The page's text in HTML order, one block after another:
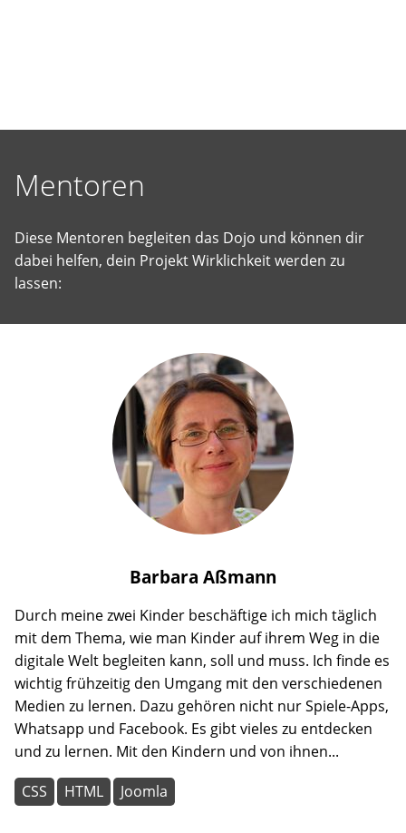
zu
Mentoren
Diese Mentoren begleiten das Dojo und können dir
dabei helfen, dein Projekt Wirklichkeit werden zu
lassen:
Barbara Aßmann
Durch meine zwei Kinder beschäftige ich mich täglich
mit dem Thema, wie man Kinder auf ihrem Weg in die
digitale Welt begleiten kann, soll und muss. Ich finde es
wichtig frühzeitig den Umgang mit den verschiedenen
Medien zu lernen. Dazu gehören nicht nur Spiele-Apps,
Whatsapp und Facebook. Es gibt vieles zu entdecken
und zu lernen. Mit den Kindern und von ihnen...
CSS HTML Joomla